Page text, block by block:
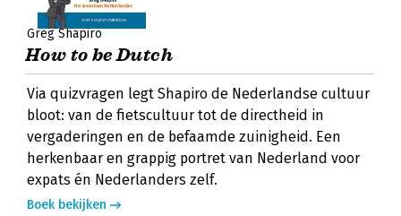
Greg Shapiro
How to be Dutch
Via quizvragen legt Shapiro de Nederlandse cultuur
bloot: van de fietscultuur tot de directheid in
vergaderingen en de befaamde zuinigheid. Een
herkenbaar en grappig portret van Nederland voor
expats én Nederlanders zelf.
Boek bekijken